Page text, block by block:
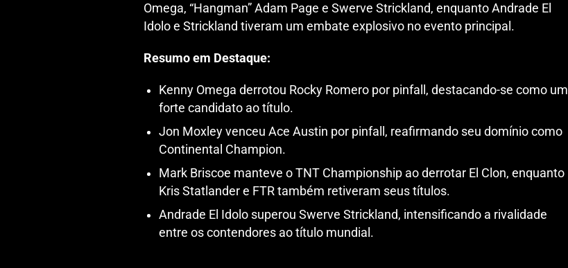
Omega, “Hangman” Adam Page e Swerve Strickland, enquanto Andrade El
Idolo e Strickland tiveram um embate explosivo no evento principal.
Resumo em Destaque:
Kenny Omega derrotou Rocky Romero por pinfall, destacando-se como um
forte candidato ao título.
Jon Moxley venceu Ace Austin por pinfall, reafirmando seu domínio como
Continental Champion.
Mark Briscoe manteve o TNT Championship ao derrotar El Clon, enquanto
Kris Statlander e FTR também retiveram seus títulos.
Andrade El Idolo superou Swerve Strickland, intensificando a rivalidade
entre os contendores ao título mundial.